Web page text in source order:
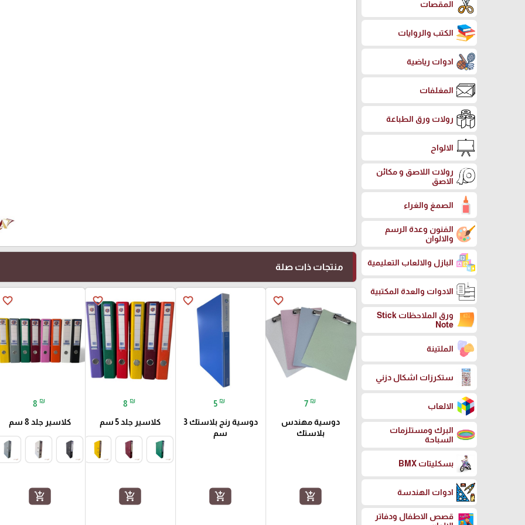
المقصات
الكتب والروايات
ادوات رياضية
المغلفات
رولات ورق الطباعة
الالواح
رولات اللاصق و مكائن
الاصق
الصمغ والغراء
الفنون وعدة الرسم
والالوان
البازل والالعاب التعليمية
الادوات والعدة المكتبية
ورق الملاحظات Stick
Note
الملتينة
ستكرزات اشكال دزني
الالعاب
البرك ومستلزمات
السباحة
بسكليتات BMX
ادوات الهندسة
قصص الاطفال ودفاتر
منتجات ذات صلة
favorite_border
7 ₪
دوسية مهندس
بلاستك
add_shopping_cart
favorite_border
5 ₪
دوسية رنج بلاستك 3
سم
add_shopping_cart
favorite_border
8 ₪
كلاسير جلد 5 سم
add_shopping_cart
favorite_border
8 ₪
كلاسير جلد 8 سم
add_shopping_cart